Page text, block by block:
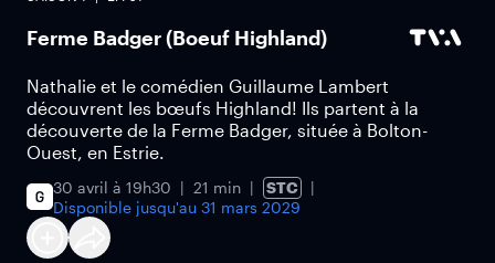
Ferme Badger (Boeuf Highland)
Nathalie et le comédien Guillaume Lambert
découvrent les bœufs Highland! Ils partent à la
découverte de la Ferme Badger, située à Bolton-
Ouest, en Estrie.
30 avril à 19h30 21 min
STC
Disponible jusqu'au 31 mars 2029